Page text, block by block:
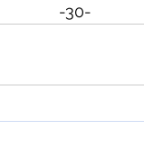
-30-